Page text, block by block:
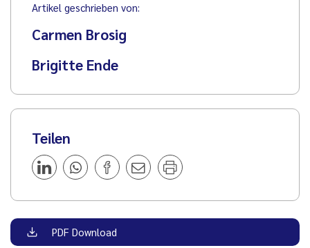
Artikel geschrieben von:
Carmen Brosig
Brigitte Ende
Teilen
PDF Download